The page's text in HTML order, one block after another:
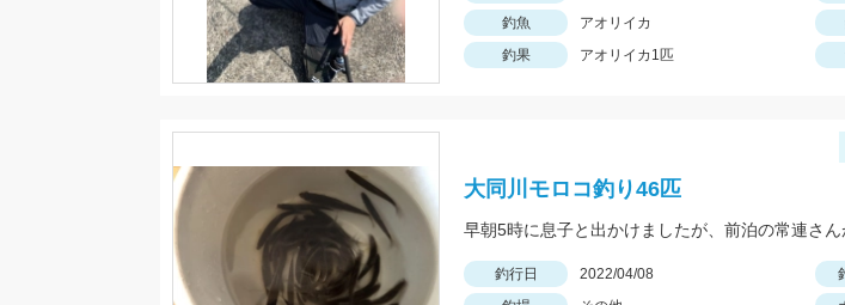
釣魚
アオリイカ
釣果
アオリイカ1匹
大同川モロコ釣り46匹
釣行日 2022/04/08